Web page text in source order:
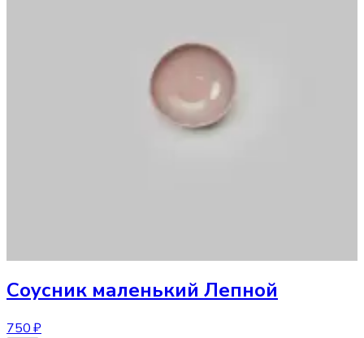
Соусник маленький Лепной
750 ₽